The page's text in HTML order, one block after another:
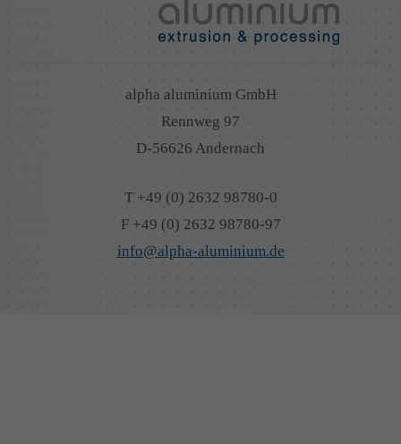
alpha aluminium GmbH
Rennweg 97
D-56626 Andernach
T +49 (0) 2632 98780-0
F +49 (0) 2632 98780-97
info@alpha-aluminium.de